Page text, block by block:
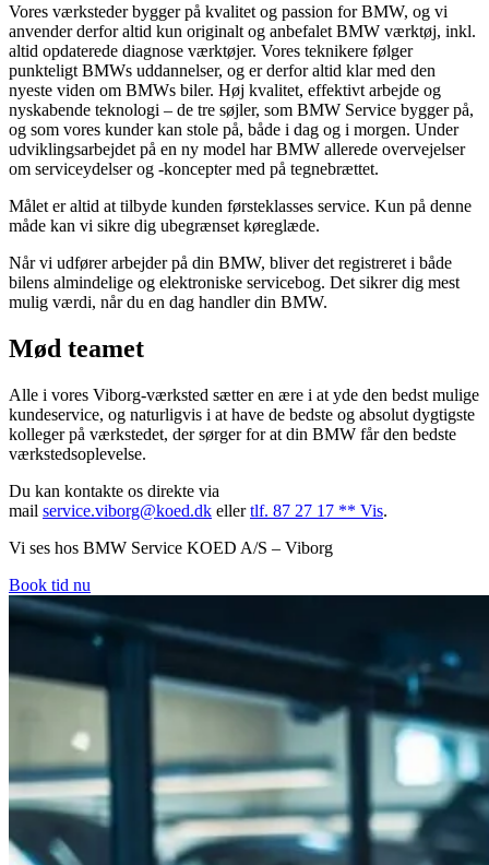
Vores værksteder bygger på kvalitet og passion for BMW, og vi
anvender derfor altid kun originalt og anbefalet BMW værktøj, inkl.
altid opdaterede diagnose værktøjer. Vores teknikere følger
punkteligt BMWs uddannelser, og er derfor altid klar med den
nyeste viden om BMWs biler. Høj kvalitet, effektivt arbejde og
nyskabende teknologi – de tre søjler, som BMW Service bygger på,
og som vores kunder kan stole på, både i dag og i morgen. Under
udviklingsarbejdet på en ny model har BMW allerede overvejelser
om serviceydelser og -koncepter med på tegnebrættet.
Målet er altid at tilbyde kunden førsteklasses service. Kun på denne
måde kan vi sikre dig ubegrænset køreglæde.
Når vi udfører arbejder på din BMW, bliver det registreret i både
bilens almindelige og elektroniske servicebog. Det sikrer dig mest
mulig værdi, når du en dag handler din BMW.
Mød teamet
Alle i vores Viborg-værksted sætter en ære i at yde den bedst mulige
kundeservice, og naturligvis i at have de bedste og absolut dygtigste
kolleger på værkstedet, der sørger for at din BMW får den bedste
værkstedsoplevelse.
Du kan kontakte os direkte via
mail service.viborg@koed.dk ellertlf. 87 27 17 ** Vis.
Vi ses hos BMW Service KOED A/S – Viborg
Book tid nu